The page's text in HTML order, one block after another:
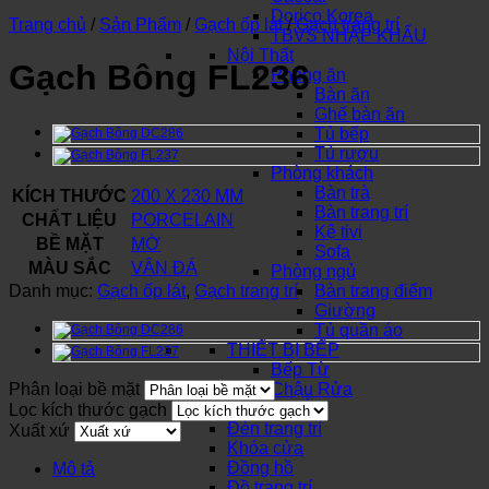
Dorico Korea
TBVS NHẬP KHẨU
Nội Thất
Phòng ăn
Bàn ăn
Ghế bàn ăn
Tủ bếp
Tủ rượu
Phòng khách
Bàn trà
Bàn trang trí
Kệ tivi
Sofa
Phòng ngủ
Bàn trang điểm
Giường
Tủ quần áo
THIẾT BỊ BẾP
Bếp Từ
Chậu Rửa
SƠN NƯỚC
Đèn trang trí
Khóa cửa
Đồng hồ
Trang chủ / Sản Phẩm / Gạch ốp lát / Gạch trang trí
Gạch Bông FL236
KÍCH THƯỚC 200 X 230 MM
CHẤT LIỆU
PORCELAIN
BỀ MẶT
MỜ
MÀU SẮC
VÂN ĐÁ
Danh mục: Gạch ốp lát, Gạch trang trí
Phân loại bề mặt
Lọc kích thước gạch
Xuất xứ
Mô tả